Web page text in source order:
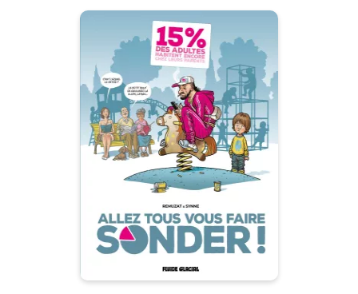
Allez tous vous
faire sonder !
Tome 01
Date de parution :
13/11/2024
Les sondages sont partout dans
notre société, sur tous les sujets
possibles. De quoi stimuler
l’imagination de nos auteurs et
chatouiller nos zygomatiques !